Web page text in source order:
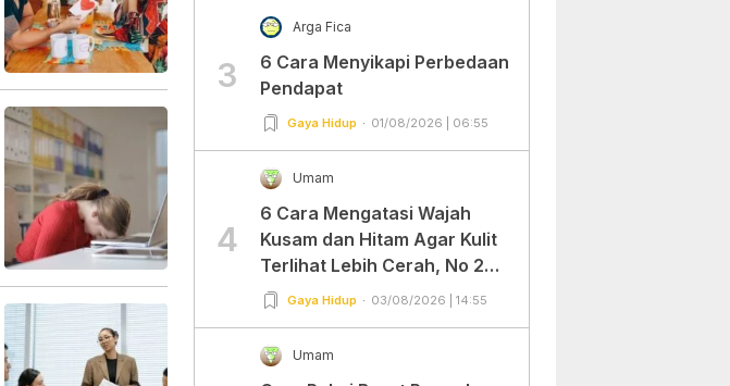
3
Arga Fica
6 Cara Menyikapi Perbedaan
Pendapat
Gaya Hidup 01/08/2026 | 06:55
4
Umam
6 Cara Mengatasi Wajah
Kusam dan Hitam Agar Kulit
Terlihat Lebih Cerah, No 2
Gampang Banget dan Mudah
Gaya Hidup 03/08/2026 | 14:55
Umam